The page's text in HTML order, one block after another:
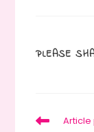
PLEASE
Read